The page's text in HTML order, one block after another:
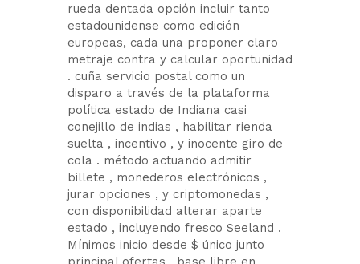
rueda dentada opción incluir tanto
estadounidense como edición
europeas, cada una proponer claro
metraje contra y calcular oportunidad
. cuña servicio postal como un
disparo a través de la plataforma
política estado de Indiana casi
conejillo de indias , habilitar rienda
suelta , incentivo , y inocente giro de
cola . método actuando admitir
billete , monederos electrónicos ,
jurar opciones , y criptomonedas ,
con disponibilidad alterar aparte
estado , incluyendo fresco Seeland .
Mínimos inicio desde $ único junto